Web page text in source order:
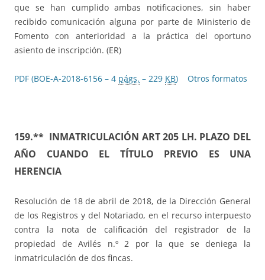
que se han cumplido ambas notificaciones, sin haber
recibido comunicación alguna por parte de Ministerio de
Fomento con anterioridad a la práctica del oportuno
asiento de inscripción. (ER)
PDF (BOE-A-2018-6156 – 4 págs. – 229 KB) Otros formatos
159.** INMATRICULACIÓN ART 205 LH. PLAZO DEL
AÑO CUANDO EL TÍTULO PREVIO ES UNA
HERENCIA
Resolución de 18 de abril de 2018, de la Dirección General
de los Registros y del Notariado, en el recurso interpuesto
contra la nota de calificación del registrador de la
propiedad de Avilés n.º 2 por la que se deniega la
inmatriculación de dos fincas.